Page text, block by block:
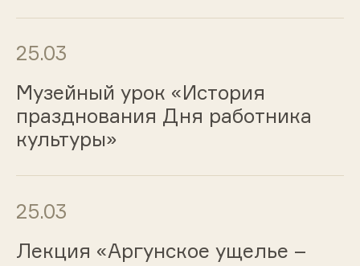
25.03
Музейный урок «История
празднования Дня работника
культуры»
25.03
Лекция «Аргунское ущелье –